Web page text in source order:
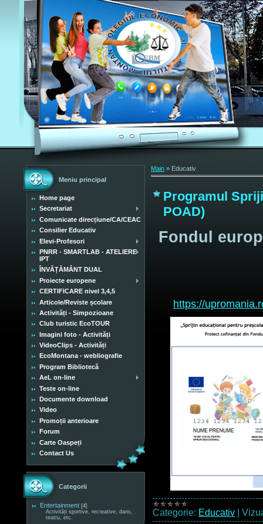
Meniu principal
Home page
Secretariat
Comunicate direcțiune/CA/CEAC
Consilier Educativ
Elevi-Profesori
PNRR - SMARTLAB - ATELIERE
IPT
ÎNVĂȚĂMÂNT DUAL
Proiecte europene
CERTIFICARE nivel 3,4,5
Articole/Reviste școlare
Activități - Simpozioane
Club turistic EcoTOUR
Imagini foto - Activități
VideoClips - Activități
EcoMontana - webliografie
Program Bibliotecă
AeL on-line
Teste on-line
Documente download
Video
Promoții anterioare
Forum
Carte Oaspeți
Contact Us
Categorii
Entertainment [4]
Activități sportive, recreative, dans,
teatru, etc.
Main » Educativ
Programul
POAD)
Fondul
https://
Categorie: Educativ